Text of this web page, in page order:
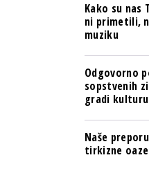
Kako su nas
ni primetili,
muziku
Odgovorno
sopstvenih
gradi
Naše
tirkizne